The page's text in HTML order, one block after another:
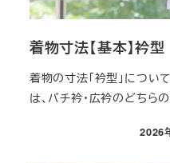
着物寸法【基本】衿型
着物の寸法「衿型」につい
は、バチ衿・広衿のどち
投稿日
2026